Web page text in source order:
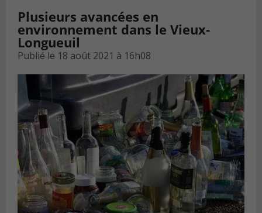
Plusieurs avancées en
environnement dans le Vieux-
Longueuil
Publié le 18 août 2021 à 16h08